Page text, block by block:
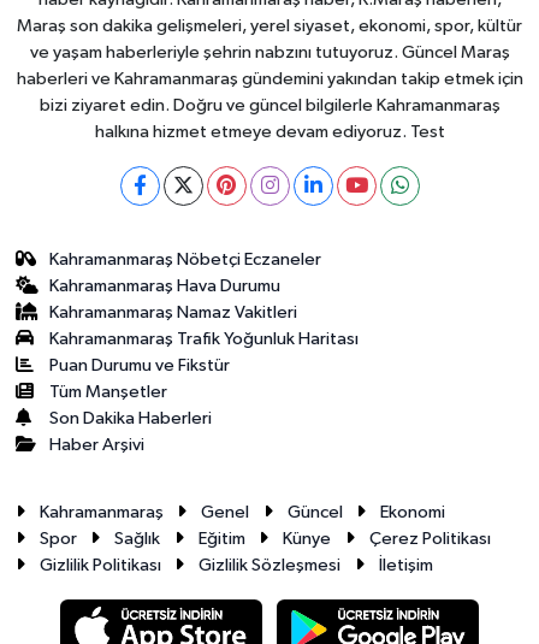
Maraş son dakika gelişmeleri, yerel siyaset, ekonomi, spor, kültür
ve yaşam haberleriyle şehrin nabzını tutuyoruz. Güncel Maraş
haberleri ve Kahramanmaraş gündemini yakından takip etmek için
bizi ziyaret edin. Doğru ve güncel bilgilerle Kahramanmaraş
halkına hizmet etmeye devam ediyoruz. Test
Kahramanmaraş Nöbetçi Eczaneler
Kahramanmaraş Hava Durumu
Kahramanmaraş Namaz Vakitleri
Kahramanmaraş Trafik Yoğunluk Haritası
Puan Durumu ve Fikstür
Tüm Manşetler
Son Dakika Haberleri
Haber Arşivi
Kahramanmaraş Genel Güncel
Ekonomi
Spor
Sağlık Eğitim Künye
Çerez Politikası
Gizlilik Politikası
Gizlilik Sözleşmesi İletişim